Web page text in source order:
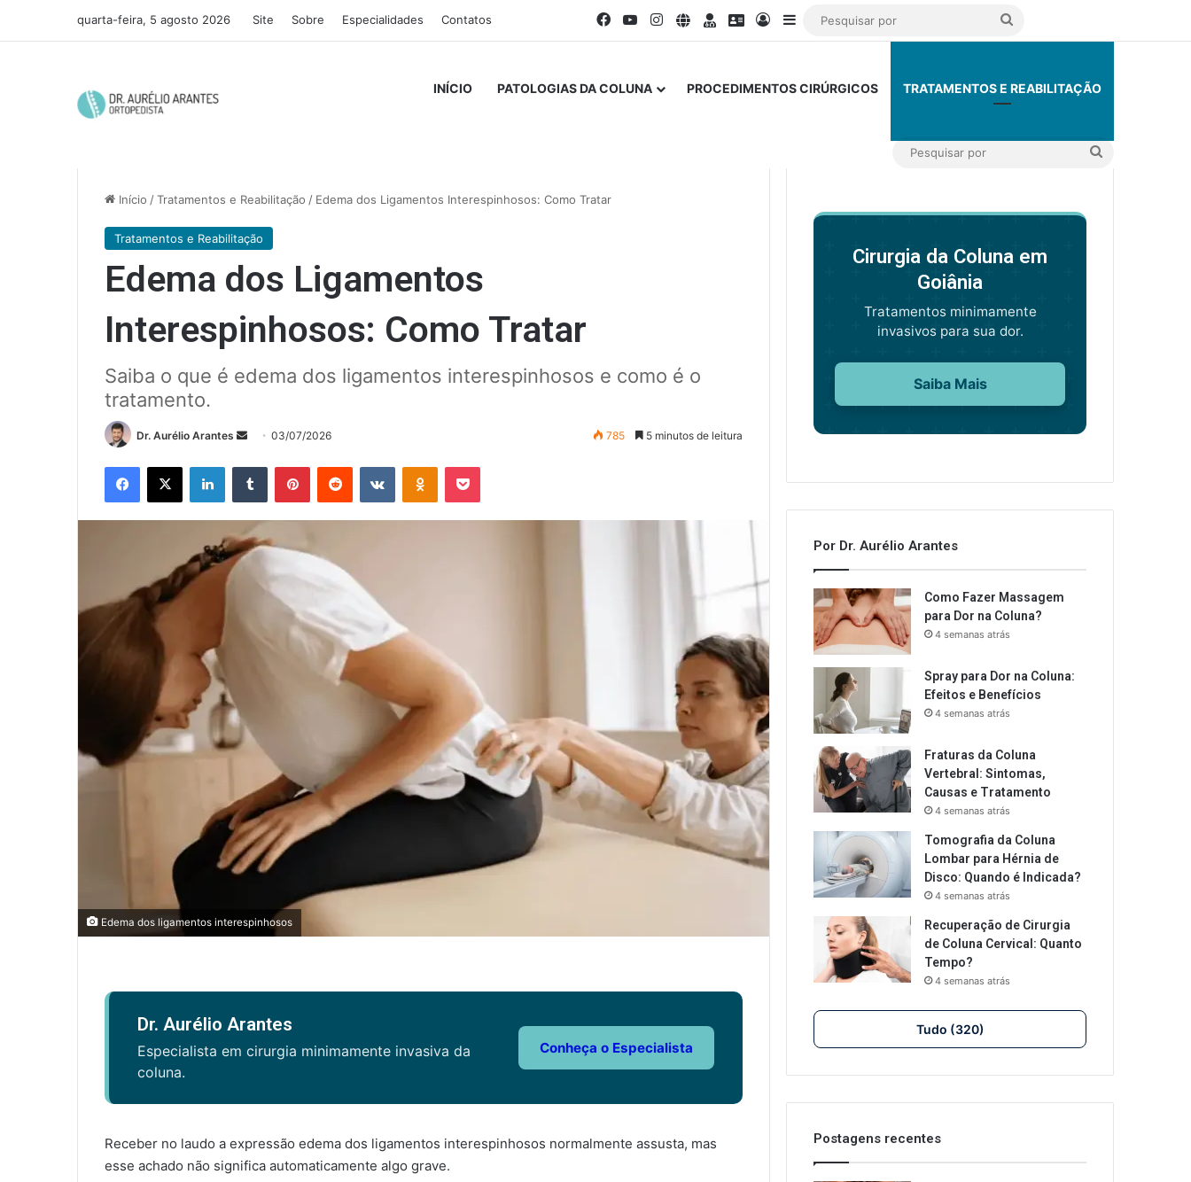
quarta-feira, 5 agosto 2026 Site Sobre Especialidades Contatos Facebook
YouTubeInstagram
SiteDoctoralia
Escavador
EntrarBarra Lateral
INÍCIO PATOLOGIAS DA COLUNA PROCEDIMENTOS CIRÚRGICOS TRATAMENTOS E REABILITAÇÃO
Início /Tratamentos e Reabilitação / Edema dos Ligamentos Interespinhosos: Como Tratar
Tratamentos e Reabilitação
Edema dos Ligamentos
Interespinhosos: Como Tratar
Saiba o que é edema dos ligamentos interespinhosos e como é o
tratamento.
Dr. Aurélio Arantes
Mande
e-
mail
03/07/2026 785 5 minutos de leitura
Facebook
X LinkedinTumblr PinterestReddit VK OK Pocket
Edema dos ligamentos interespinhosos
Dr. Aurélio Arantes
Especialista em cirurgia minimamente invasiva da
coluna.
Conheça o Especialista
Receber no laudo a expressão edema dos ligamentos interespinhosos normalmente assusta, mas
esse achado não significa automaticamente algo grave.
Cirurgia da Coluna em
Goiânia
Tratamentos minimamente
invasivos para sua dor.
Saiba Mais
Por Dr. Aurélio Arantes
Como Fazer Massagem
para Dor na Coluna?
4 semanas atrás
Spray para Dor na Coluna:
Efeitos e Benefícios
4 semanas atrás
Fraturas da Coluna
Vertebral: Sintomas,
Causas e Tratamento
4 semanas atrás
Tomografia da Coluna
Lombar para Hérnia de
Disco: Quando é Indicada?
4 semanas atrás
Recuperação de Cirurgia
de Coluna Cervical: Quanto
Tempo?
4 semanas atrás
Tudo (320)
Postagens recentes